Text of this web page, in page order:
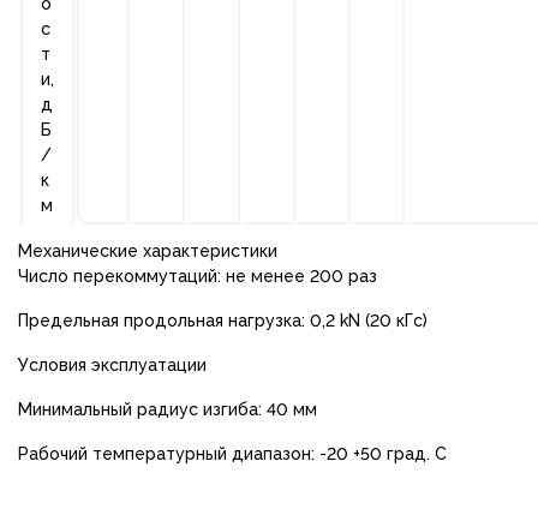
с
т
и,
д
Б
/
к
м
Механические характеристики
Число перекоммутаций: не менее 200 раз
Предельная продольная нагрузка: 0,2 kN (20 кГс)
Условия эксплуатации
Минимальный радиус изгиба: 40 мм
Рабочий температурный диапазон: -20 +50 град. С